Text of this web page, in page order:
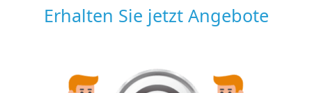
Erhalten Sie jetzt Angebote